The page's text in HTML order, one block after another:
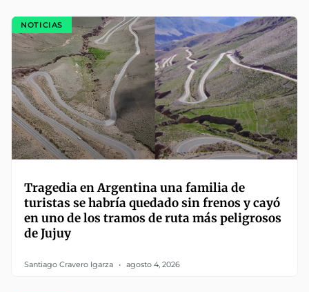
NOTICIAS
Tragedia en Argentina una familia de
turistas se habría quedado sin frenos y cayó
en uno de los tramos de ruta más peligrosos
de Jujuy
Santiago Cravero Igarza agosto 4, 2026